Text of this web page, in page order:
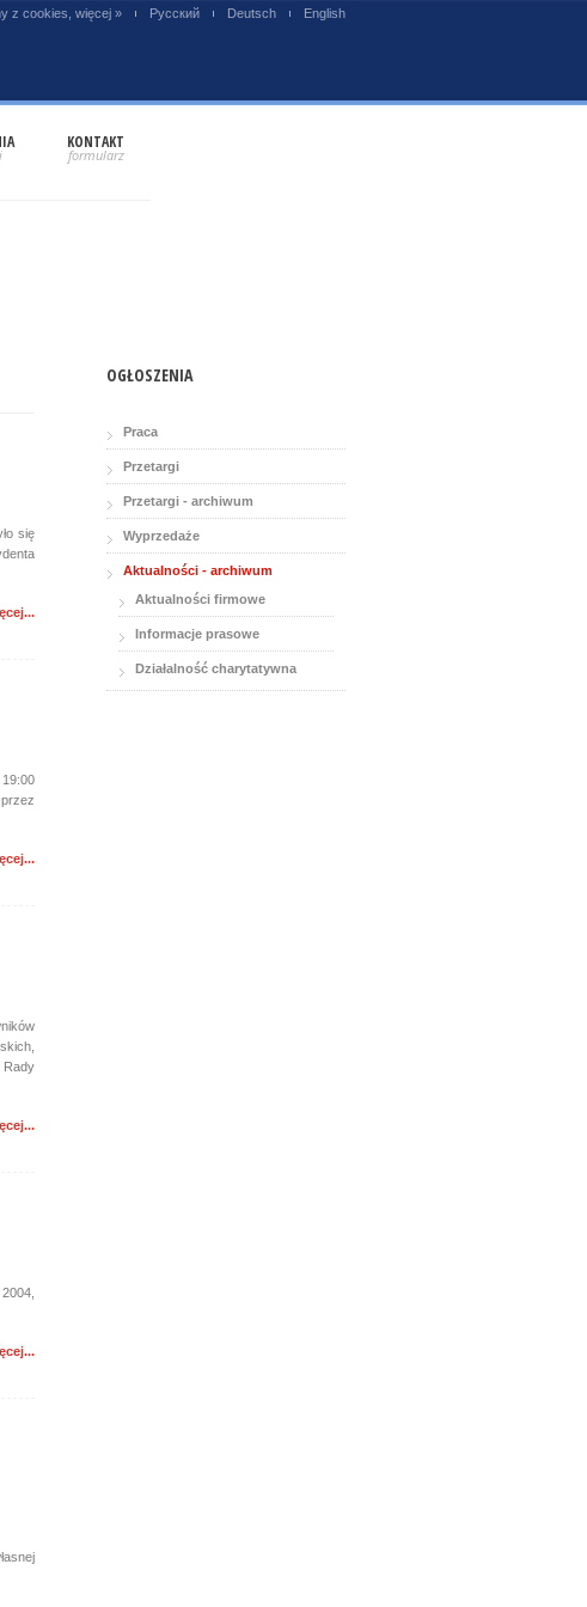
z cookies, więcej » Русский Deutsch English
KONTAKT
się
Rady
OGŁOSZENIA
Praca
Przetargi
Przetargi - archiwum
Wyprzedaże
Aktualności - archiwum
Aktualności firmowe
Informacje prasowe
Działalność charytatywna